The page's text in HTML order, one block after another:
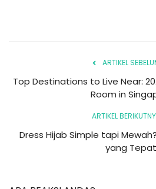
ARTIKEL
Top Destinations to Live Near:
Room in
ARTIKEL
Dress Hijab Simple tapi
yang